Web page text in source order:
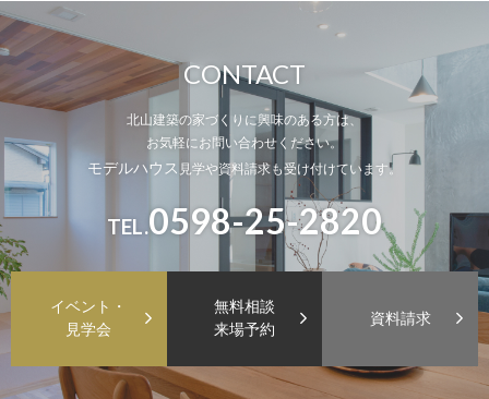
CONTACT
北山建築の家づくりに興味のある方は、
お気軽にお問い合わせください。
モデルハウス 見学や資料請求も受け付けています。
TEL.0598-25-2820
イベント・
見学会
無料相談
来場予約
資料請求